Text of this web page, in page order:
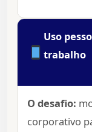
Uso
trabalho
O desafio:
corporativo